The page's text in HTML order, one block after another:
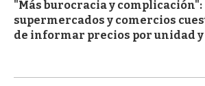
"Más burocracia y complicación":
supermercados y comercios
de informar precios por unidad